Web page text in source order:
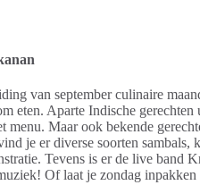
van september culinaire
eten. Aparte Indische
menu. Maar ook bekende
je er diverse soorten sambals,
Tevens is er de live band
Of laat je zondag